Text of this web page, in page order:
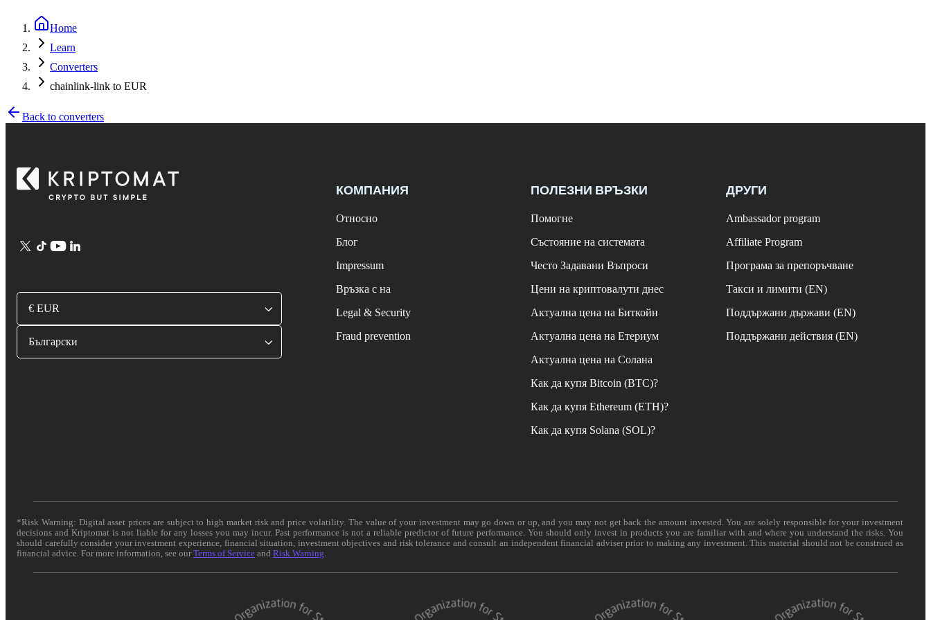
Home
Learn
Converters
chainlink-link to EUR
Back to converters
€ EUR
Български
КОМПАНИЯ
Относно
Блог
Impressum
Връзка с на
Legal & Security
Fraud prevention
ПОЛЕЗНИ ВРЪЗКИ
Помогне
Състояние на системата
Често Задавани Въпроси
Цени на криптовалути днес
Актуална цена на Биткойн
Актуална цена на Етериум
Актуална цена на Солана
Как да купя Bitcoin (BTC)?
Как да купя Ethereum (ETH)?
Как да купя Solana (SOL)?
ДРУГИ
Ambassador program
Affiliate Program
Програма за препоръчване
Такси и лимити (EN)
Поддържани държави (EN)
Поддържани действия (EN)
*Risk Warning: Digital asset prices are subject to high market risk and price volatility. The value of your investment may go down or up, and you may not get back the amount invested. You are solely responsible for your investment
decisions and Kriptomat is not liable for any losses you may incur. Past performance is not a reliable predictor of future performance. You should only invest in products you are familiar with and where you understand the risks. You
should carefully consider your investment experience, financial situation, investment objectives and risk tolerance and consult an independent financial adviser prior to making any investment. This material should not be construed as
financial advice. For more information, see ourTerms of Service and Risk Warning